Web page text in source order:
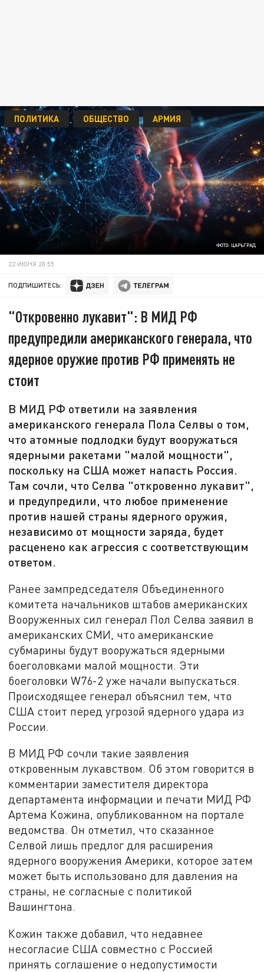
ФОТО: ЦАРЬГРАД
ПОЛИТИКА ОБЩЕСТВО АРМИЯ
22 ИЮНЯ 20:55
ПОДПИШИТЕСЬ:
"Откровенно лукавит": В МИД РФ
предупредили американского генерала, что
ядерное оружие против РФ применять не
стоит
В МИД РФ ответили на заявления
американского генерала Пола Селвы о том,
что атомные подлодки будут вооружаться
ядерными ракетами "малой мощности",
поскольку на США может напасть Россия.
Там сочли, что Селва "откровенно лукавит",
и предупредили, что любое применение
против нашей страны ядерного оружия,
независимо от мощности заряда, будет
расценено как агрессия с соответствующим
ответом.
Ранее зампредседателя Объединенного
комитета начальников штабов американских
Вооруженных сил генерал Пол Селва заявил в
американских СМИ, что американские
субмарины будут вооружаться ядерными
боеголовками малой мощности. Эти
боеголовки W76-2 уже начали выпускаться.
Происходящее генерал объяснил тем, что
США стоит перед угрозой ядерного удара из
России.
В МИД РФ сочли такие заявления
откровенным лукавством. Об этом говорится в
комментарии заместителя директора
департамента информации и печати МИД РФ
Артема Кожина, опубликованном на портале
ведомства. Он отметил, что сказанное
Селвой лишь предлог для расширения
ядерного вооружения Америки, которое затем
может быть использовано для давления на
страны, не согласные с политикой
Вашингтона.
Кожин также добавил, что недавнее
несогласие США совместно с Россией
принять соглашение о недопустимости